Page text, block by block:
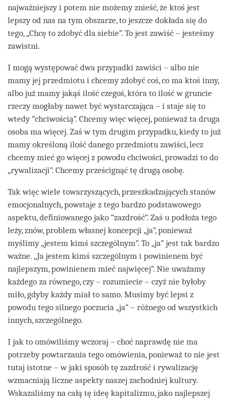
najważniejszy i potem nie możemy znieść, że ktoś jest
lepszy od nas na tym obszarze, to jeszcze dokłada się do
tego, „Chcę to zdobyć dla siebie”. To jest zawiść – jesteśmy
zawistni.
I mogą występować dwa przypadki zawiści – albo nie
mamy jej przedmiotu i chcemy zdobyć coś, co ma ktoś inny,
albo już mamy jakąś ilość czegoś, która to ilość w gruncie
rzeczy mogłaby nawet być wystarczająca – i staje się to
wtedy “chciwością”. Chcemy więc więcej, ponieważ ta druga
osoba ma więcej. Zaś w tym drugim przypadku, kiedy to już
mamy określoną ilość danego przedmiotu zawiści, lecz
chcemy mieć go więcej z powodu chciwości, prowadzi to do
„rywalizacji”. Chcemy prześcignąć tę drugą osobę.
Tak więc wiele towarzyszących, przeszkadzających stanów
emocjonalnych, powstaje z tego bardzo podstawowego
aspektu, definiowanego jako “zazdrość”. Zaś u podłoża tego
leży, znów, problem własnej koncepcji „ja”, ponieważ
myślimy „jestem kimś szczególnym”. To „ja” jest tak bardzo
ważne. „Ja jestem kimś szczególnym i powinienem być
najlepszym, powinienem mieć najwięcej”. Nie uważamy
każdego za równego, czy – rozumiecie – czyż nie byłoby
miło, gdyby każdy miał to samo. Musimy być lepsi z
powodu tego silnego poczucia „ja” – różnego od wszystkich
innych, szczególnego.
I jak to omówiliśmy wczoraj – choć naprawdę nie ma
potrzeby powtarzania tego omówienia, ponieważ to nie jest
tutaj istotne – w jaki sposób tę zazdrość i rywalizację
wzmacniają liczne aspekty naszej zachodniej kultury.
Wskazaliśmy na całą tę ideę kapitalizmu, jako najlepszej